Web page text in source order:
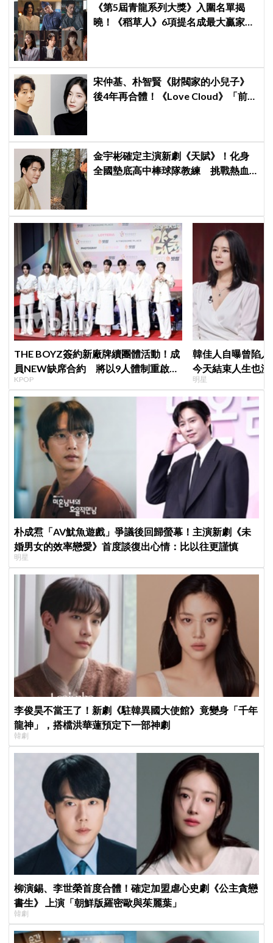
《第5屆青龍系列大獎》入圍名單揭
曉！《稻草人》6項提名成最大贏家，
宋仲基、朴智賢《財閥家的小兒子》
後4年再合體！《Love Cloud》「前任
金宇彬確定主演新劇《天賦》！化身
全國墊底高中棒球隊教練 挑戰熱血
THE BOYZ簽約新廠牌續團體活動！成
員NEW缺席合約 將以9人體制重啟新
篇章
KPOP
韓佳人自曝曾陷
今天結束人生也
YouTube重拾生
明星
朴成焄「AV魷魚遊戲」爭議後回歸螢幕！主演新劇《未
婚男女的效率戀愛》首度談復出心情：比以往更謹慎
明星
李俊昊不當王了！新劇《駐韓異國大使館》竟變身「千年
龍神」，搭檔洪華蓮預定下一部神劇
韓劇
柳演錫、李世榮首度合體！確定加盟虐心史劇《公主貪戀
書生》 上演「朝鮮版羅密歐與茱麗葉」
韓劇